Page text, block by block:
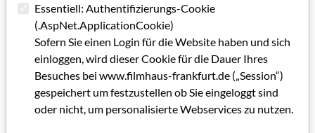
30.253 Beschäftigten in dem Segment aktiv sind, das
entspricht zwölf Prozent der Betriebe und acht Prozent der
Beschäftigten in der Stadtregion Linz.
Nachdem sich in der Region Berlin schon 2002 etwa 200
Firmen zu "media.net berlin-brandenburg", einem
branchenübergreifenden Bündnis für Unternehmen der
Essentiell: Authentifizierungs-Cookie
(.AspNet.ApplicationCookie)
Sofern Sie einen Login für die Website haben und sich
einloggen, wird dieser Cookie für die Dauer Ihres
Besuches bei www.filmhaus-frankfurt.de („Session“)
gespeichert um festzustellen ob Sie eingeloggt sind
oder nicht, um personalisierte Webservices zu nutzen.